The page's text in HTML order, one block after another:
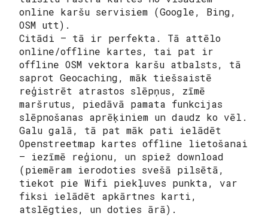
online karšu servisiem (Google, Bing,
OSM utt).
Citādi – tā ir perfekta. Tā attēlo
online/offline kartes, tai pat ir
offline OSM vektora karšu atbalsts, tā
saprot Geocaching, māk tiešsaistē
reģistrēt atrastos slēpņus, zīmē
maršrutus, piedāvā pamata funkcijas
slēpnošanas aprēķiniem un daudz ko vēl.
Galu galā, tā pat māk pati ielādēt
Openstreetmap kartes offline lietošanai
– iezīmē reģionu, un spiež download
(piemēram ierodoties svešā pilsētā,
tiekot pie Wifi piekļuves punkta, var
fiksi ielādēt apkārtnes karti,
atslēgties, un doties ārā).